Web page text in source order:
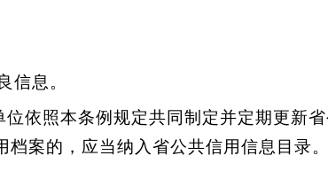
信息。
照本条例规定共同制定并定期更新
案的，应当纳入省公共信用信息目录。